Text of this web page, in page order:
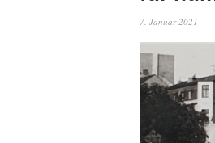
7. Januar 2021